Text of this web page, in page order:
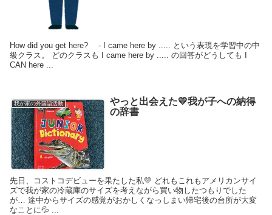
How did you get here? - I came here by ..... という表現を学習中の中
級クラス。 どのクラスも I came here by ..... の回答がどうしても I
CAN here ...
我が家の外国語活動
やっと出会えた💛我が子への納得
の辞書
先日、コストコデビューを果たした私💛 どれもこれもアメリカンサイ
ズで我が家の冷蔵庫のサイズを考えながら買い物したつもりでした
が… 途中からサイズの感覚がおかしくなっしまい帰宅後の台所が大変
なことに💦 ...